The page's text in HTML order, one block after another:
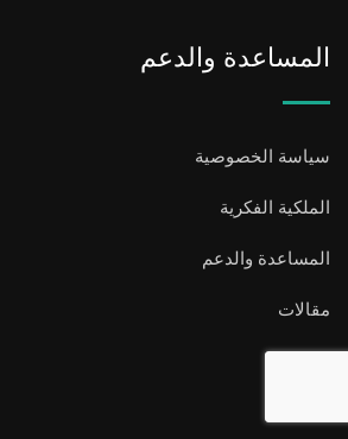
المساعدة والدعم
سياسة الخصوصية
الملكية الفكرية
المساعدة والدعم
مقالات